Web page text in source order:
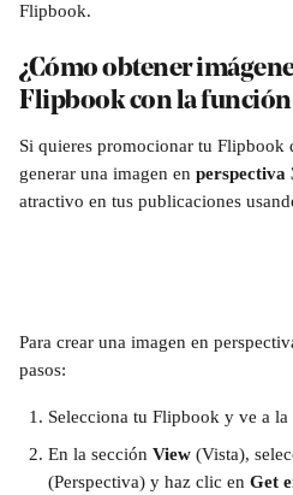
Flipbook.
¿Cómo obtener
Flipbook con la
Si quieres promocionar tu Flipbook
generar una imagen en perspectiva
atractivo en tus publicaciones
Para crear una imagen en
pasos:
Selecciona tu Flipbook y ve a la
En la sección View (Vista),
(Perspectiva) y haz clic en Get